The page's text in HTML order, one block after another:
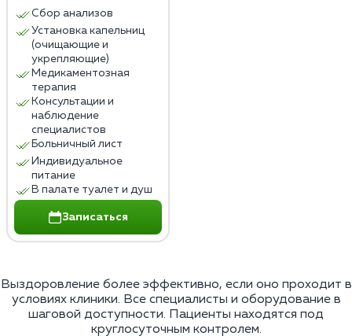
Сбор анализов
Установка капельниц
(очищающие и
укрепляющие)
Медикаментозная
терапия
Консультации и
наблюдение
специалистов
Больничный лист
Индивидуальное
питание
В палате туалет и душ
Записаться
Выздоровление более эффективно, если оно проходит в
условиях клиники. Все специалисты и оборудование в
шаговой доступности. Пациенты находятся под
круглосуточным контролем.